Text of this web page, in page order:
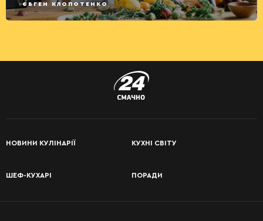
ЄВГЕН КЛОПОТЕНКО
НОВИНИ КУЛІНАРІЇ КУХНІ СВІТУ
ШЕФ-КУХАРІ ПОРАДИ